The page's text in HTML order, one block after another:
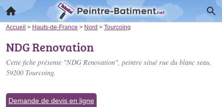
Accueil > Hauts-de-France > Nord > Tourcoing
NDG Renovation
Cette fiche présente "NDG Renovation", peintre situé rue du blanc seau,
59200 Tourcoing.
Demande de devis en ligne